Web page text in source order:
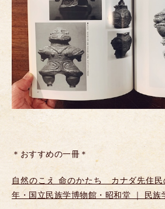
＊おすすめの一冊＊
自然のこえ 命のかたち カナダ先住
年・国立民族学博物館・昭和堂 ｜ 民族